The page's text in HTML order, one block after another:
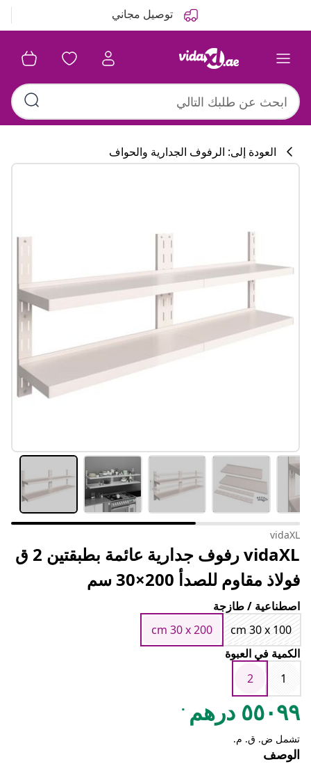
توصيل مجاني
#sharemevidaxl
العودة إلى: الرفوف الجدارية والحواف
vidaXL
vidaXL رفوف جدارية عائمة بطبقتين 2 ق
فولاذ مقاوم للصدأ 200×30 سم
اصطناعية / طازجة
cm 30 x 100
cm 30 x 200
الكمية في العبوة
1
2
٥٥٠٩٩ درهم .
تشمل ض. ق. م.
الوصف